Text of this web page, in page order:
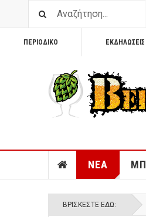
ΠΕΡΙΟΔΙΚΟ ΕΚΔΗΛΩΣΕΙΣ
ΝΕΑ
ΒΡΊΣΚΕΣΤΕ ΕΔΏ: